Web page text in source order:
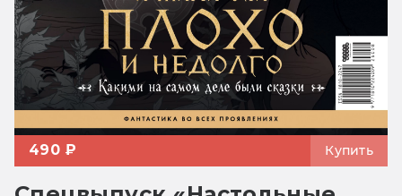
490 ₽ Купить